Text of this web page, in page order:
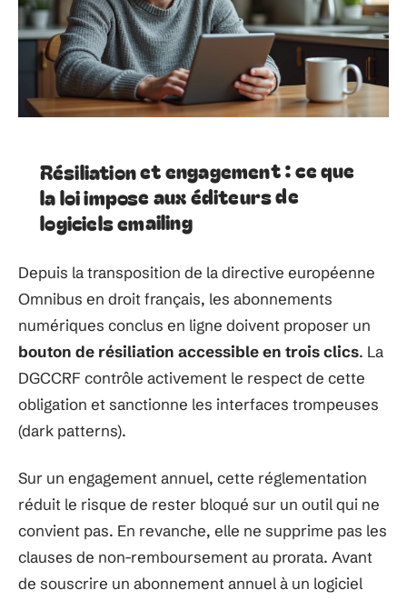
Résiliation et engagement : ce que
la loi impose aux éditeurs de
logiciels emailing
Depuis la transposition de la directive européenne
Omnibus en droit français, les abonnements
numériques conclus en ligne doivent proposer un
bouton de résiliation accessible en trois clics. La
DGCCRF contrôle activement le respect de cette
obligation et sanctionne les interfaces trompeuses
(dark patterns).
Sur un engagement annuel, cette réglementation
réduit le risque de rester bloqué sur un outil qui ne
convient pas. En revanche, elle ne supprime pas les
clauses de non-remboursement au prorata. Avant
de souscrire un abonnement annuel à un logiciel